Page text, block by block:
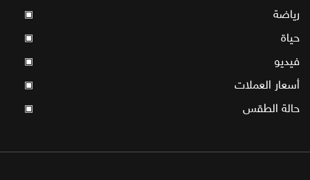
رياضة ▣
حياة ▣
فيديو ▣
أسعار العملات ▣
حالة الطقس ▣